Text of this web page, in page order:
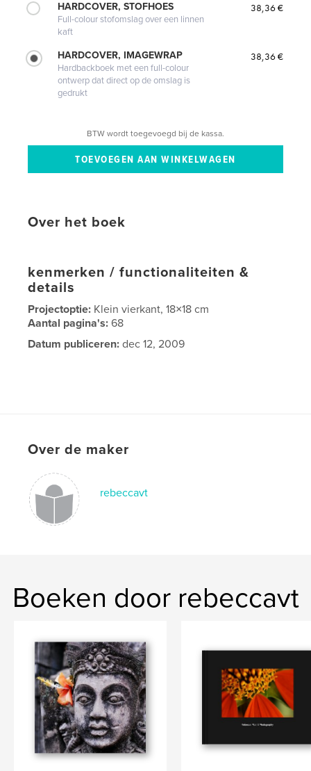
HARDCOVER, STOFHOES
Full-colour stofomslag over een linnen
kaft
38,36 €
HARDCOVER, IMAGEWRAP
Hardbackboek met een full-colour
ontwerp dat direct op de omslag is
gedrukt
38,36 €
BTW wordt toegevoegd bij de kassa.
Over het boek
kenmerken / functionaliteiten &
details
Projectoptie: Klein vierkant, 18×18 cm
Aantal pagina's:68
Datum publiceren: dec 12, 2009
Over de maker
rebeccavt
Boeken door rebeccavt